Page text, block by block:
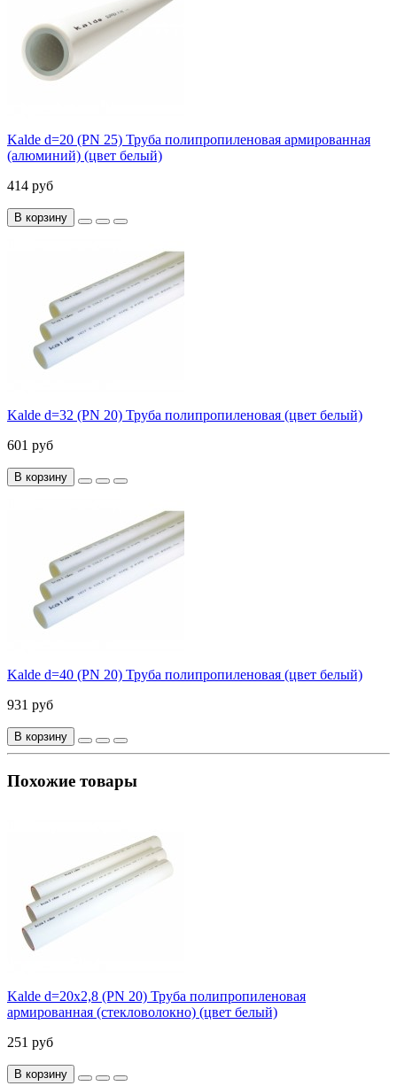
Kalde d=20 (PN 25) Труба полипропиленовая армированная
(алюминий) (цвет белый)
414 руб
В корзину
Kalde d=32 (PN 20) Труба полипропиленовая (цвет белый)
601 руб
В корзину
Kalde d=40 (PN 20) Труба полипропиленовая (цвет белый)
931 руб
В корзину
Похожие товары
Kalde d=20х2,8 (PN 20) Труба полипропиленовая
армированная (стекловолокно) (цвет белый)
251 руб
В корзину